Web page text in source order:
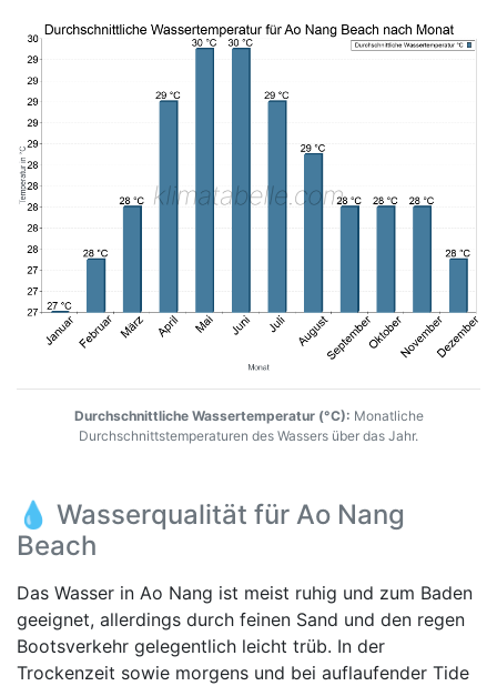
Durchschnittliche Wassertemperatur (°C): Monatliche
Durchschnittstemperaturen des Wassers über das Jahr.
💧 Wasserqualität für Ao Nang
Beach
Das Wasser in Ao Nang ist meist ruhig und zum Baden
geeignet, allerdings durch feinen Sand und den regen
Bootsverkehr gelegentlich leicht trüb. In der
Trockenzeit sowie morgens und bei auflaufender Tide